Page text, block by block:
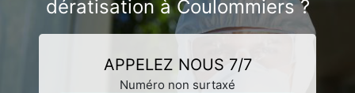
dératisation à Coulommiers ?
APPELEZ NOUS 7/7
Numéro non surtaxé